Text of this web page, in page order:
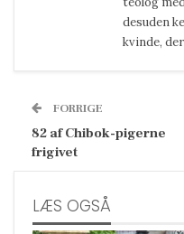
desuden
kvinde,
FORRIGE
82 af Chibok-pigerne
frigivet
LÆS OGSÅ